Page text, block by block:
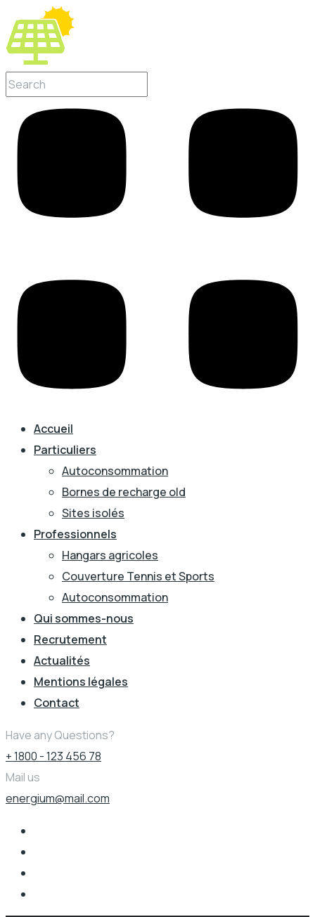
Accueil
Particuliers
Autoconsommation
Bornes de recharge old
Sites isolés
Professionnels
Hangars agricoles
Couverture Tennis et Sports
Autoconsommation
Qui sommes-nous
Recrutement
Actualités
Mentions légales
Contact
Have any Questions?
+ 1800 - 123 456 78
Mail us
energium@mail.com